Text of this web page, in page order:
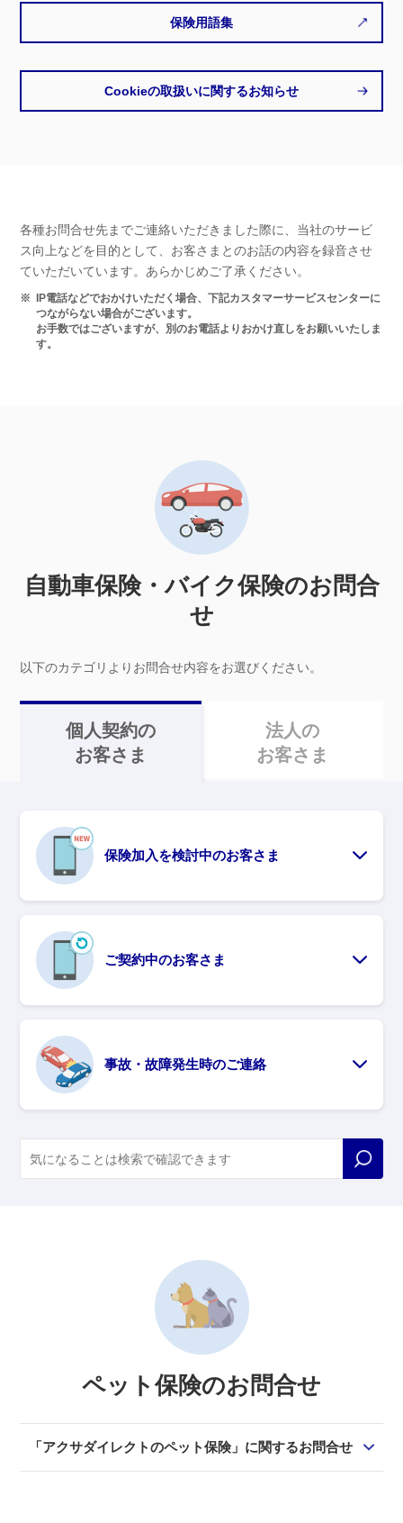
保険用語集
Cookieの取扱いに関するお知らせ
各種お問合せ先までご連絡いただきました際に、当社のサービ
ス向上などを目的として、お客さまとのお話の内容を録音させ
ていただいています。あらかじめご了承ください。
※
IP電話などでおかけいただく場合、下記カスタマーサービスセンターに
つながらない場合がございます。
お手数ではございますが、別のお電話よりおかけ直しをお願いいたしま
す。
自動車保険・バイク保険のお問合
せ
以下のカテゴリよりお問合せ内容をお選びください。
個人契約の
お客さま
法人の
お客さま
保険加入を検討中のお客さま
ご契約中のお客さま
事故・故障発生時のご連絡
ペット保険のお問合せ
「アクサダイレクトのペット保険」に関するお問合せ